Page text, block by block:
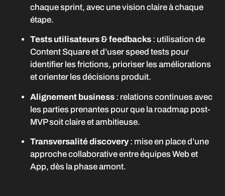
chaque sprint, avec une vision claire à chaque
étape.
Tests utilisateurs & feedbacks : utilisation de
Content Square et d’user speed tests pour
identifier les frictions, prioriser les améliorations
et orienter les décisions produit.
Alignement business : relations continues avec
les parties prenantes pour que la roadmap post-
MVP soit claire et ambitieuse.
Transversalité discovery : mise en place d’une
approche collaborative entre équipes Web et
App, dès la phase amont.